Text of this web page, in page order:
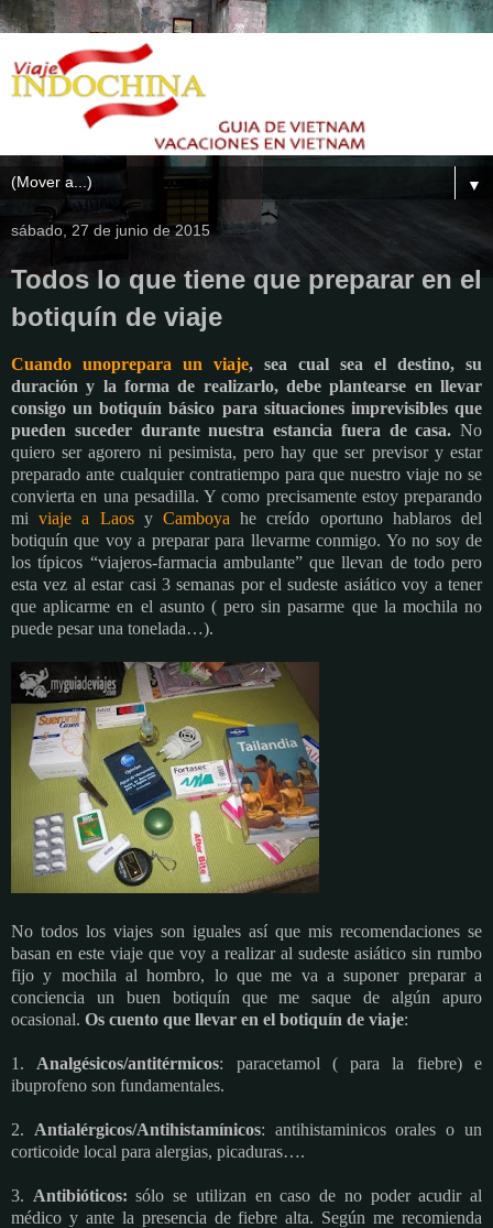
▼
sábado, 27 de junio de 2015
Todos lo que tiene que preparar en el
botiquín de viaje
Cuando unoprepara un viaje, sea cual sea el destino, su
duración y la forma de realizarlo, debe plantearse en llevar
consigo un botiquín básico para situaciones imprevisibles que
pueden suceder durante nuestra estancia fuera de casa. No
quiero ser agorero ni pesimista, pero hay que ser previsor y estar
preparado ante cualquier contratiempo para que nuestro viaje no se
convierta en una pesadilla. Y como precisamente estoy preparando
miviaje a LaosyCamboya he creído oportuno hablaros del
botiquín que voy a preparar para llevarme conmigo. Yo no soy de
los típicos “viajeros-farmacia ambulante” que llevan de todo pero
esta vez al estar casi 3 semanas por el sudeste asiático voy a tener
que aplicarme en el asunto ( pero sin pasarme que la mochila no
puede pesar una tonelada…).
No todos los viajes son iguales así que mis recomendaciones se
basan en este viaje que voy a realizar al sudeste asiático sin rumbo
fijo y mochila al hombro, lo que me va a suponer preparar a
conciencia un buen botiquín que me saque de algún apuro
ocasional. Os cuento que llevar en el botiquín de viaje:
1. Analgésicos/antitérmicos: paracetamol ( para la fiebre) e
ibuprofeno son fundamentales.
2. Antialérgicos/Antihistamínicos: antihistaminicos orales o un
corticoide local para alergias, picaduras….
3. Antibióticos:sólo se utilizan en caso de no poder acudir al
médico y ante la presencia de fiebre alta. Según me recomienda